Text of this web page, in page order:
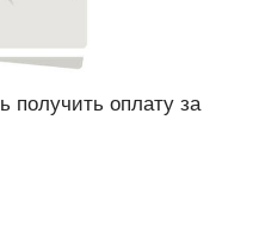
получить оплату за